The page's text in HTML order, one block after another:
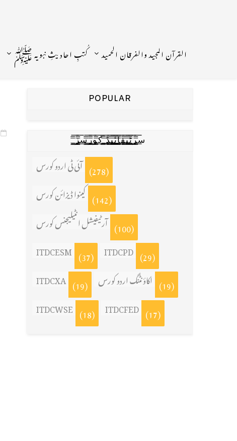
القرآن المجید والفرقان الحمید کُتبِ احادیثِ نبویہ ﷺ
POPULAR
س̳̿͟͞ر̳̿͟͞ٹ̳̿͟͞ی̳̿͟͞ف̳̿͟͞ا̳̿͟͞ي̳̳̿ٔ̿͟͟͞͞ی̳̿͟͞ڈ̳̿͟͞ ̳̿͟͞ک̳̿͟͞و̳̿͟͞ر̳̿͟͞س̳̿͟͞ز̳̿͟͞
آئی ٹی اردو کورس (278)
کینوا ڈیزائن کورس (142)
آرٹیفیشل انٹیلیجنس کورس (100)
ITDCESM (37) ITDCPD (29)
ITDCXA (19) اکاؤنٹنگ اردو کورس (19)
ITDCWSE (18) ITDCFED (17)